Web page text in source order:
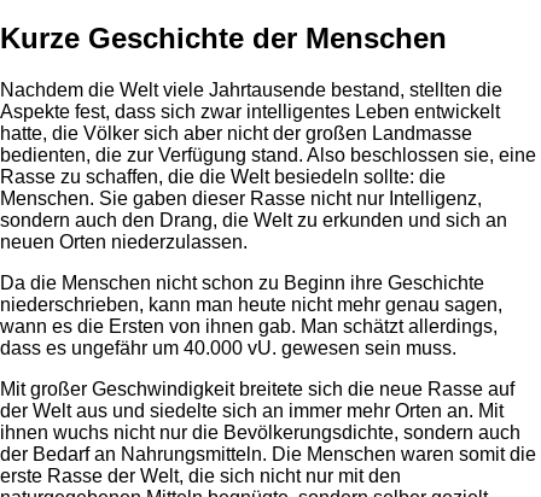
Kurze Geschichte der Menschen
Nachdem die Welt viele Jahrtausende bestand, stellten die
Aspekte fest, dass sich zwar intelligentes Leben entwickelt
hatte, die Völker sich aber nicht der großen Landmasse
bedienten, die zur Verfügung stand. Also beschlossen sie, eine
Rasse zu schaffen, die die Welt besiedeln sollte: die
Menschen. Sie gaben dieser Rasse nicht nur Intelligenz,
sondern auch den Drang, die Welt zu erkunden und sich an
neuen Orten niederzulassen.
Da die Menschen nicht schon zu Beginn ihre Geschichte
niederschrieben, kann man heute nicht mehr genau sagen,
wann es die Ersten von ihnen gab. Man schätzt allerdings,
dass es ungefähr um 40.000 vU. gewesen sein muss.
Mit großer Geschwindigkeit breitete sich die neue Rasse auf
der Welt aus und siedelte sich an immer mehr Orten an. Mit
ihnen wuchs nicht nur die Bevölkerungsdichte, sondern auch
der Bedarf an Nahrungsmitteln. Die Menschen waren somit die
erste Rasse der Welt, die sich nicht nur mit den